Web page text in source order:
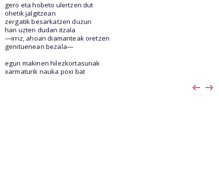
gero eta hobeto ulertzen dut
ohetik jalgitzean
zergatik besarkatzen duzun
han uzten dudan itzala
—irriz, ahoan diamanteak oretzen
genituenean bezala—
egun makinen hilezkortasunak
xarmaturik nauka poxi bat